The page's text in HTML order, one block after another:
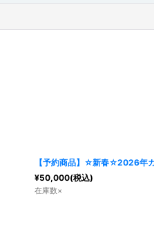
【予約商品】☆新春☆2026年
¥50,000(税込)
在庫数×